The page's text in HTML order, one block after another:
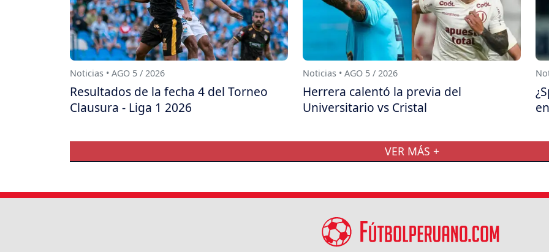
Noticias • AGO 5 / 2026
Resultados de la fecha 4 del Torneo
Clausura - Liga 1 2026
Noticias • AGO 5 / 2026
Herrera calentó la previa del
Universitario vs Cristal
VER MÁS +